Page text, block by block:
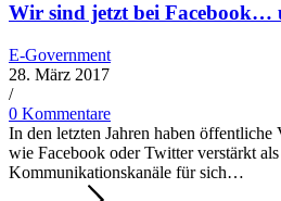
Wir sind jetzt bei Facebook…
E-Government
28. März 2017
/
0 Kommentare
In den letzten Jahren haben
wie Facebook oder Twitter verstärkt als
Kommunikationskanäle für sich…